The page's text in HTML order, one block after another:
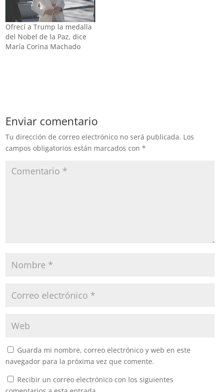
Ofrecí a Trump la medalla
del Nobel de la Paz, dice
María Corina Machado
Enviar comentario
Tu dirección de correo electrónico no será publicada. Los
campos obligatorios están marcados con*
Guarda mi nombre, correo electrónico y web en este
navegador para la próxima vez que comente.
Recibir un correo electrónico con los siguientes